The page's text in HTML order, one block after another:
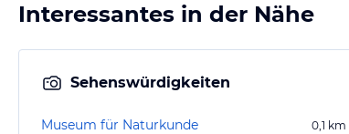
Interessantes in der Nähe
Sehenswürdigkeiten
Museum für Naturkunde 0,1 km